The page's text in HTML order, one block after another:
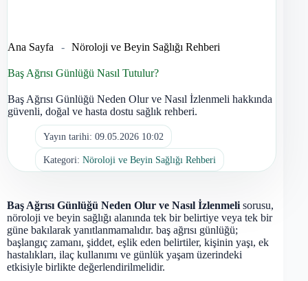
Ana Sayfa - Nöroloji ve Beyin Sağlığı Rehberi
Baş Ağrısı Günlüğü Nasıl Tutulur?
Baş Ağrısı Günlüğü Neden Olur ve Nasıl İzlenmeli hakkında
güvenli, doğal ve hasta dostu sağlık rehberi.
Yayın tarihi: 09.05.2026 10:02
Kategori: Nöroloji ve Beyin Sağlığı Rehberi
Baş Ağrısı Günlüğü Neden Olur ve Nasıl İzlenmeli sorusu,
nöroloji ve beyin sağlığı alanında tek bir belirtiye veya tek bir
güne bakılarak yanıtlanmamalıdır. baş ağrısı günlüğü;
başlangıç zamanı, şiddet, eşlik eden belirtiler, kişinin yaşı, ek
hastalıkları, ilaç kullanımı ve günlük yaşam üzerindeki
etkisiyle birlikte değerlendirilmelidir.